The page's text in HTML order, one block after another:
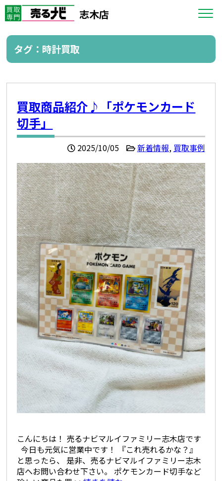
志木店
タグ：時計買取
買取商品紹介♪「ポケモンカード
切手」
2025/10/05 新着情報, 買取事例
こんにちは！ 売るナビマルイファミリー志木店です
今日も元気に営業中です！ 『これ売れるかな？』
と思ったら、 是非、売るナビマルイファミリー志木
店へお問い合わせ下さい。 ポケモンカード切手など